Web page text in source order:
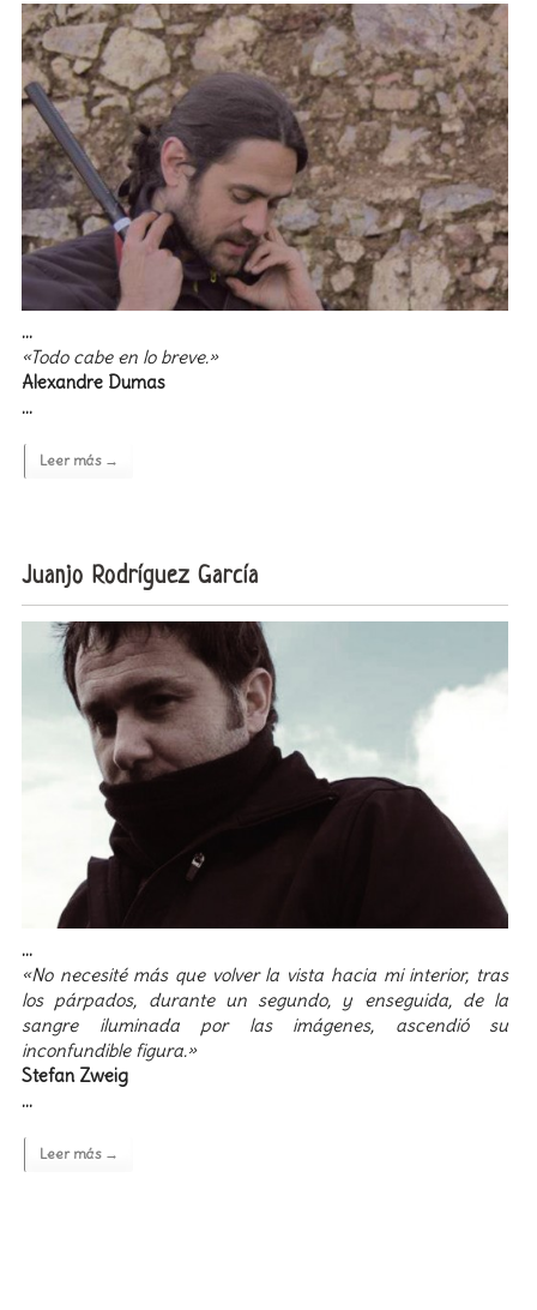
…
«Todo cabe en lo breve.»
Alexandre Dumas
…
Leer más →
Juanjo Rodríguez García
…
«No necesité más que volver la vista hacia mi interior, tras
los párpados, durante un segundo, y enseguida, de la
sangre iluminada por las imágenes, ascendió su
inconfundible figura.»
Stefan Zweig
…
Leer más →